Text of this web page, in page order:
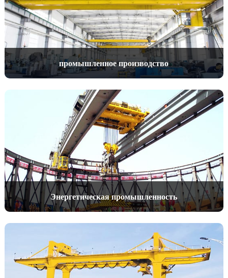
промышленное производство
Энергетическая промышленность